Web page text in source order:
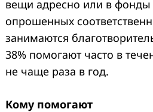
вещи адресно или в фонды
опрошенных
занимаются
38% помогают часто в
не чаще раза в год.
Кому помогают